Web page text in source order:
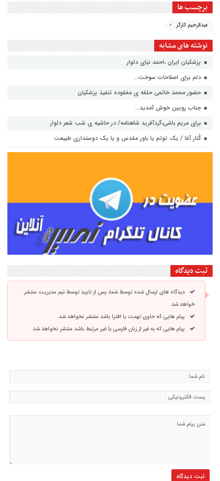
برچسب ها
عبدالرحیم کارگر
نوشته های مشابه
پزشکیان ایران ،احمد نیای دلوار
دلم برای اصلاحات سوخت…
حضور محمد خاتمی حلقه ی مفقوده تنفیذ پزشکیان
جناب رویین خوش آمدید…
برای مریم باشی،گردآفرید شاهنامه/ در حاشیه ی شب شعر دلوار
کُنار آغا / یک توتم یا باور مقدس و یا یک دوستداری طبیعت
ثبت دیدگاه
دیدگاه های ارسال شده توسط شما، پس از تایید توسط تیم مدیریت منتشر
خواهد شد.
پیام هایی که حاوی تهمت یا افترا باشد منتشر نخواهد شد.
پیام هایی که به غیر از زبان فارسی یا غیر مرتبط باشد منتشر نخواهد شد.